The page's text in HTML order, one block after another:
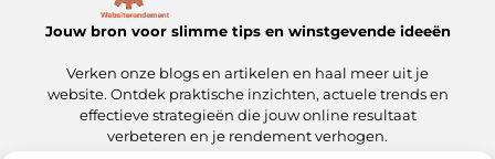
Jouw bron voor slimme tips en winstgevende ideeën
Verken onze blogs en artikelen en haal meer uit je
website. Ontdek praktische inzichten, actuele trends en
effectieve strategieën die jouw online resultaat
verbeteren en je rendement verhogen.